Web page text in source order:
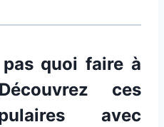
quoi faire à
ces
avec